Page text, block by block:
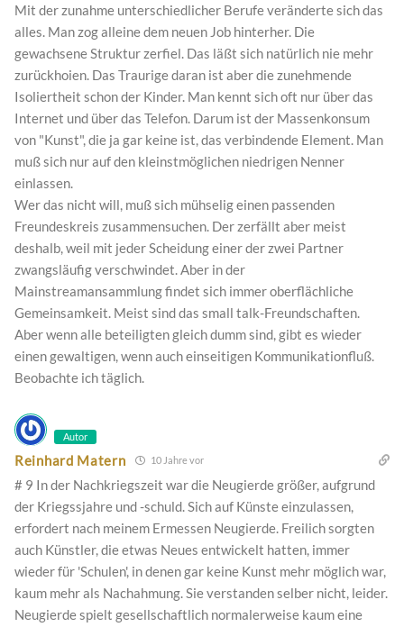
Mit der zunahme unterschiedlicher Berufe veränderte sich das
alles. Man zog alleine dem neuen Job hinterher. Die
gewachsene Struktur zerfiel. Das läßt sich natürlich nie mehr
zurückhoien. Das Traurige daran ist aber die zunehmende
Isoliertheit schon der Kinder. Man kennt sich oft nur über das
Internet und über das Telefon. Darum ist der Massenkonsum
von "Kunst", die ja gar keine ist, das verbindende Element. Man
muß sich nur auf den kleinstmöglichen niedrigen Nenner
einlassen.
Wer das nicht will, muß sich mühselig einen passenden
Freundeskreis zusammensuchen. Der zerfällt aber meist
deshalb, weil mit jeder Scheidung einer der zwei Partner
zwangsläufig verschwindet. Aber in der
Mainstreamansammlung findet sich immer oberflächliche
Gemeinsamkeit. Meist sind das small talk-Freundschaften.
Aber wenn alle beteiligten gleich dumm sind, gibt es wieder
einen gewaltigen, wenn auch einseitigen Kommunikationfluß.
Beobachte ich täglich.
Autor
Reinhard Matern 10 Jahre vor
# 9 In der Nachkriegszeit war die Neugierde größer, aufgrund
der Kriegssjahre und -schuld. Sich auf Künste einzulassen,
erfordert nach meinem Ermessen Neugierde. Freilich sorgten
auch Künstler, die etwas Neues entwickelt hatten, immer
wieder für 'Schulen', in denen gar keine Kunst mehr möglich war,
kaum mehr als Nachahmung. Sie verstanden selber nicht, leider.
Neugierde spielt gesellschaftlich normalerweise kaum eine